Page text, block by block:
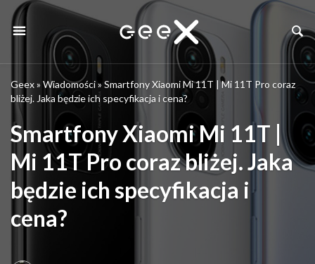
Geex» Wiadomości» Smartfony Xiaomi Mi 11T | Mi 11T Pro coraz
bliżej. Jaka będzie ich specyfikacja i cena?
Smartfony Xiaomi Mi 11T |
Mi 11T Pro coraz bliżej. Jaka
będzie ich specyfikacja i
cena?